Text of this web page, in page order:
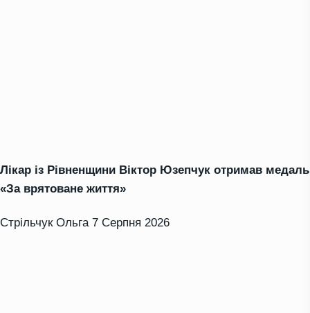
Лікар із Рівненщини Віктор Юзепчук отримав медаль
«За врятоване життя»
Стрільчук Ольга 7 Серпня 2026